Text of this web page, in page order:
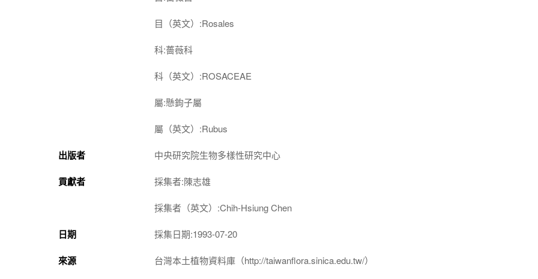
目（英文）:Rosales
科:薔薇科
科（英文）:ROSACEAE
屬:懸鉤子屬
屬（英文）:Rubus
出版者 中央研究院生物多樣性研究中心
貢獻者 採集者:陳志雄
採集者（英文）:Chih-Hsiung Chen
日期 採集日期:1993-07-20
來源 台灣本土植物資料庫（http://taiwanflora.sinica.edu.tw/）